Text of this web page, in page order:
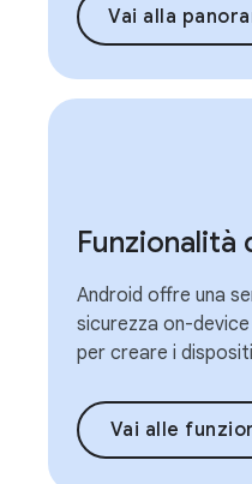
Vai alla
Funzionalità
Android offre una
sicurezza on-
per creare i
Vai alle